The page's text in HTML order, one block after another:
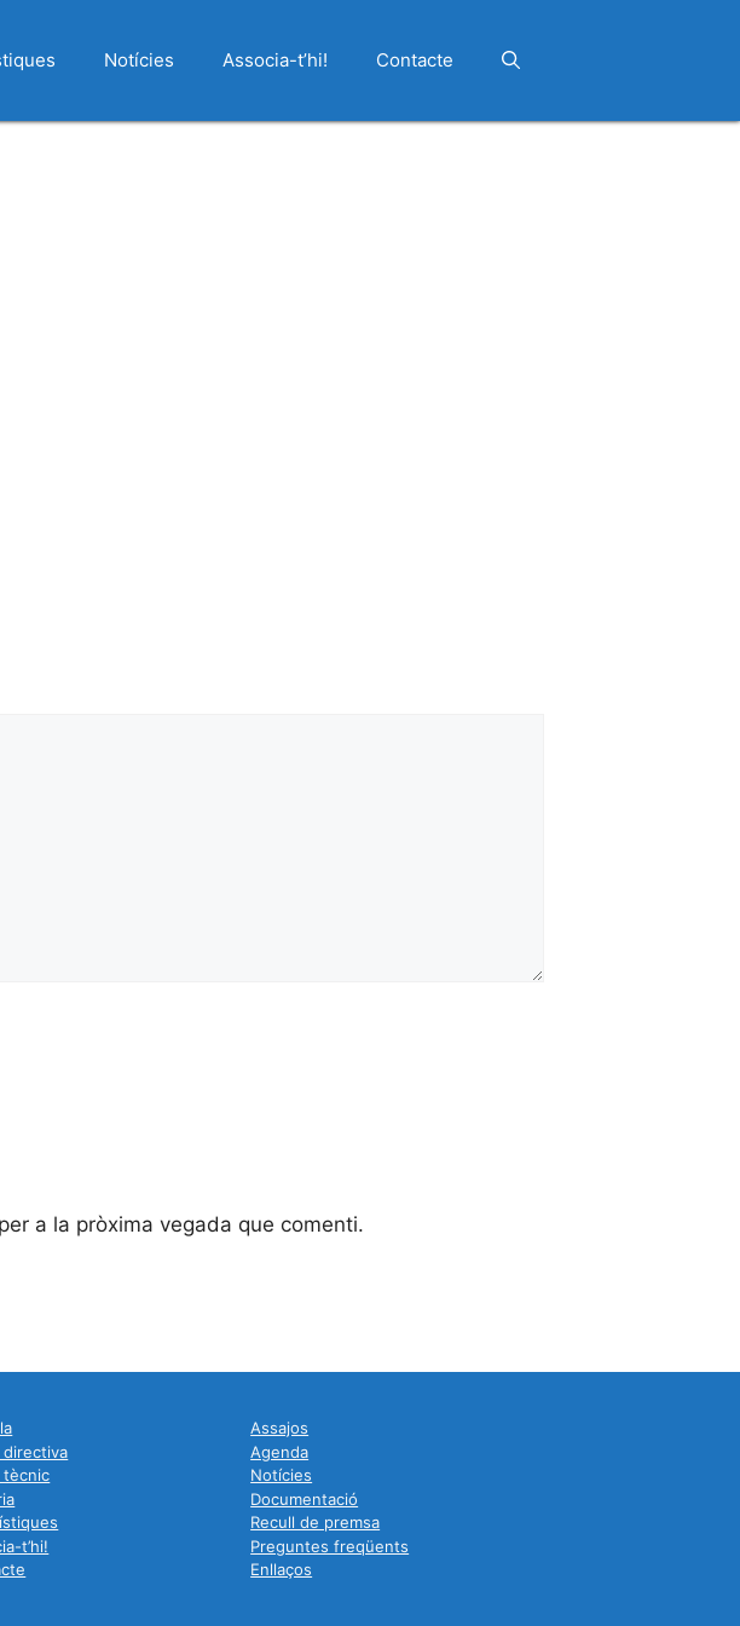
Notícies Associa-t’hi! Contacte
a la pròxima vegada que comenti.
tècnic
t’hi!
Assajos
Agenda
Notícies
Documentació
Recull de premsa
Preguntes freqüents
Enllaços